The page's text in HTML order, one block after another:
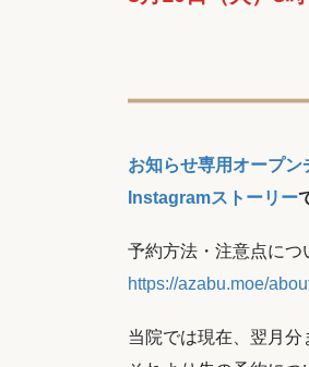
お知らせ専用オープン
Instagramストーリー
予約方法・注意点につ
https://azabu.moe/
当院では現在、翌月